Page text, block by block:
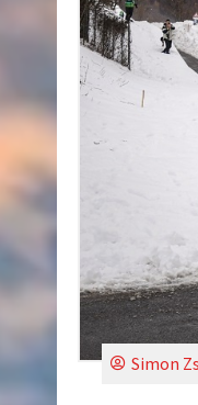
Simon